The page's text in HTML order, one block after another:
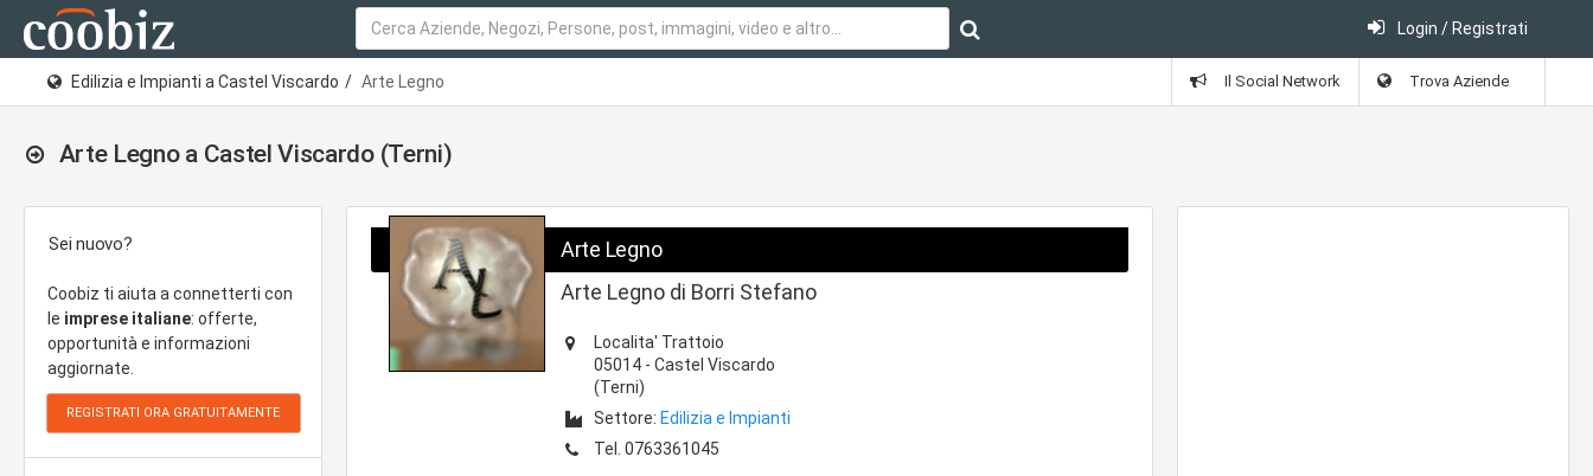
Login / Registrati
Edilizia e Impianti a Castel Viscardo Arte Legno Il Social Network Trova Aziende
Arte Legno a Castel Viscardo (Terni)
Sei nuovo?
Coobiz ti aiuta a connetterti con
le imprese italiane: offerte,
opportunità e informazioni
aggiornate.
Arte Legno
Arte Legno di Borri Stefano
Localita' Trattoio
05014 - Castel Viscardo
(Terni)
Settore: Edilizia e Impianti
Tel. 0763361045